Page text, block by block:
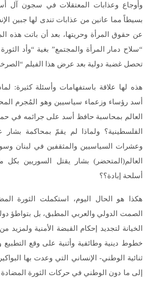
وأوجاع وعذابات المعتقلات في سجون آل
بسيطاً مما عانين من عذابات تندى لها جبين
عن حقوق المرأة وحريتها، بعد أن باتت هذه
“سلاح دمار المرأة والمجتمع” بغية “وأد
تحصل غضبة دولية بعد عرض هذا الفيلم
هذه لها علاقة باستفهامات وأسئلة كثيرة:
أسد رؤساء وزعماء سياسيين وهو المُجرم
العالم بمحاسبة حافظ أسد على جرائمه في
الفلسطينية؟ ولماذا لم يقمّ بمحاكمة بشار
وعشرات السياسيين والمثقفين في لبنان
العالم(المتحضر) بشار يقتل السوريين
أسلحة إبادة؟؟
هكذا هو الحال اليوم، استكملت الثورة
الصمت الدولي والعربي المطبق، بل بتواطؤ
الخيانة لتجديد إحكام القبضة الأمنية
خطوط دينية وطائفية وأثنية على وقع التطبيع
ثنائية الوطني- الإنساني التي وعدت بها
إلى ما دون الوطني في حركات الثورة المضادة